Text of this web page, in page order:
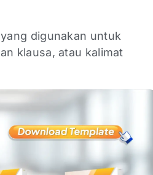
digunakan untuk
klausa, atau kalimat